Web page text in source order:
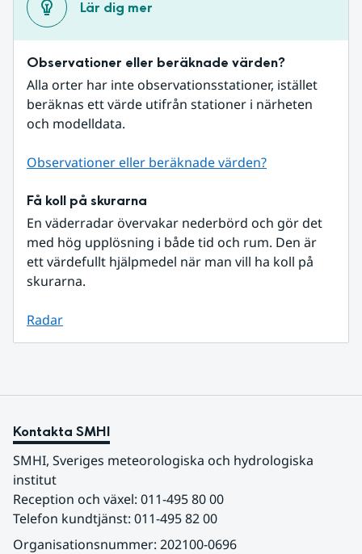
Lär dig mer
Observationer eller beräknade värden?
Alla orter har inte observationsstationer, istället
beräknas ett värde utifrån stationer i närheten
och modelldata.
Observationer eller beräknade värden?
Få koll på skurarna
En väderradar övervakar nederbörd och gör det
med hög upplösning i både tid och rum. Den är
ett värdefullt hjälpmedel när man vill ha koll på
skurarna.
Radar
Kontakta SMHI
SMHI, Sveriges meteorologiska och hydrologiska
institut
Reception och växel: 011-495 80 00
Telefon kundtjänst: 011-495 82 00
Organisationsnummer: 202100-0696